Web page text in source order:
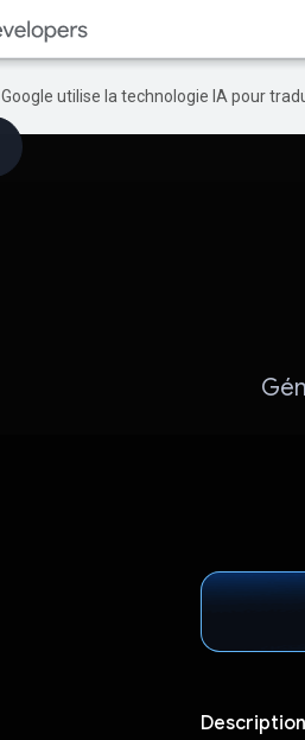
Google utilise la technologie IA pour
Description